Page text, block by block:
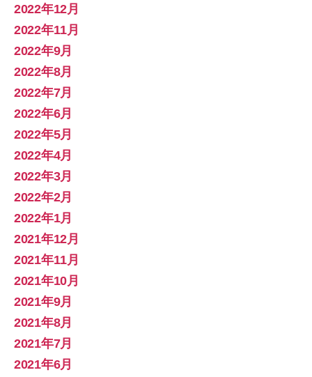
2022年12月
2022年11月
2022年9月
2022年8月
2022年7月
2022年6月
2022年5月
2022年4月
2022年3月
2022年2月
2022年1月
2021年12月
2021年11月
2021年10月
2021年9月
2021年8月
2021年7月
2021年6月